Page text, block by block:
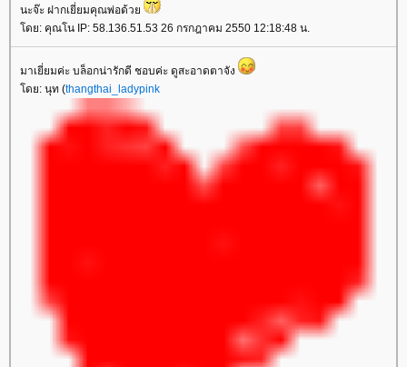
นะจ๊ะ ฝากเยี่ยมคุณพ่อด้ว
ดย: คุณโน IP: 58.136.51.53 26 กรกฎาคม 2550 12:18:48 น.
มาเยี่ยมค่ะ บล็อกน่ารักดี ชอบค่ะ ดูสะอาดตาจัง
ดย: นุท (thangthai_ladypink